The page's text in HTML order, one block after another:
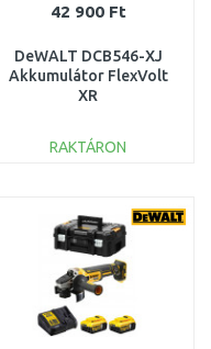
42 900 Ft
DeWALT DCB546-XJ
Akkumulátor FlexVolt
XR
RAKTÁRON
Összehasonlítás